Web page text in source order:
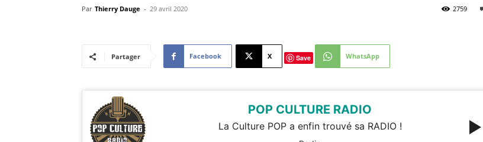
Par Thierry Dauge - 29 avril 2020 2759
Partager Facebook X Save WhatsApp
POP CULTURE RADIO
La Culture POP a enfin trouvé sa RADIO !